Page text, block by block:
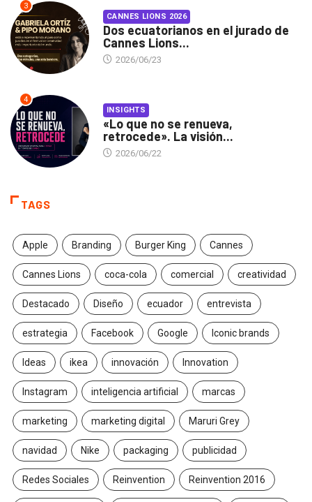
3
CANNES LIONS 2026
Dos ecuatorianos en el jurado de
Cannes Lions...
2026/06/23
4
INSIGHTS
«Lo que no se renueva,
retrocede». La visión...
2026/06/22
TAGS
Apple Branding Burger King Cannes
Cannes Lions coca-cola comercial creatividad
Destacado Diseño ecuador entrevista
estrategia Facebook Google Iconic brands
Ideas ikea innovación Innovation
Instagram inteligencia artificial marcas
marketing marketing digital Maruri Grey
navidad Nike packaging publicidad
Redes Sociales Reinvention Reinvention 2016